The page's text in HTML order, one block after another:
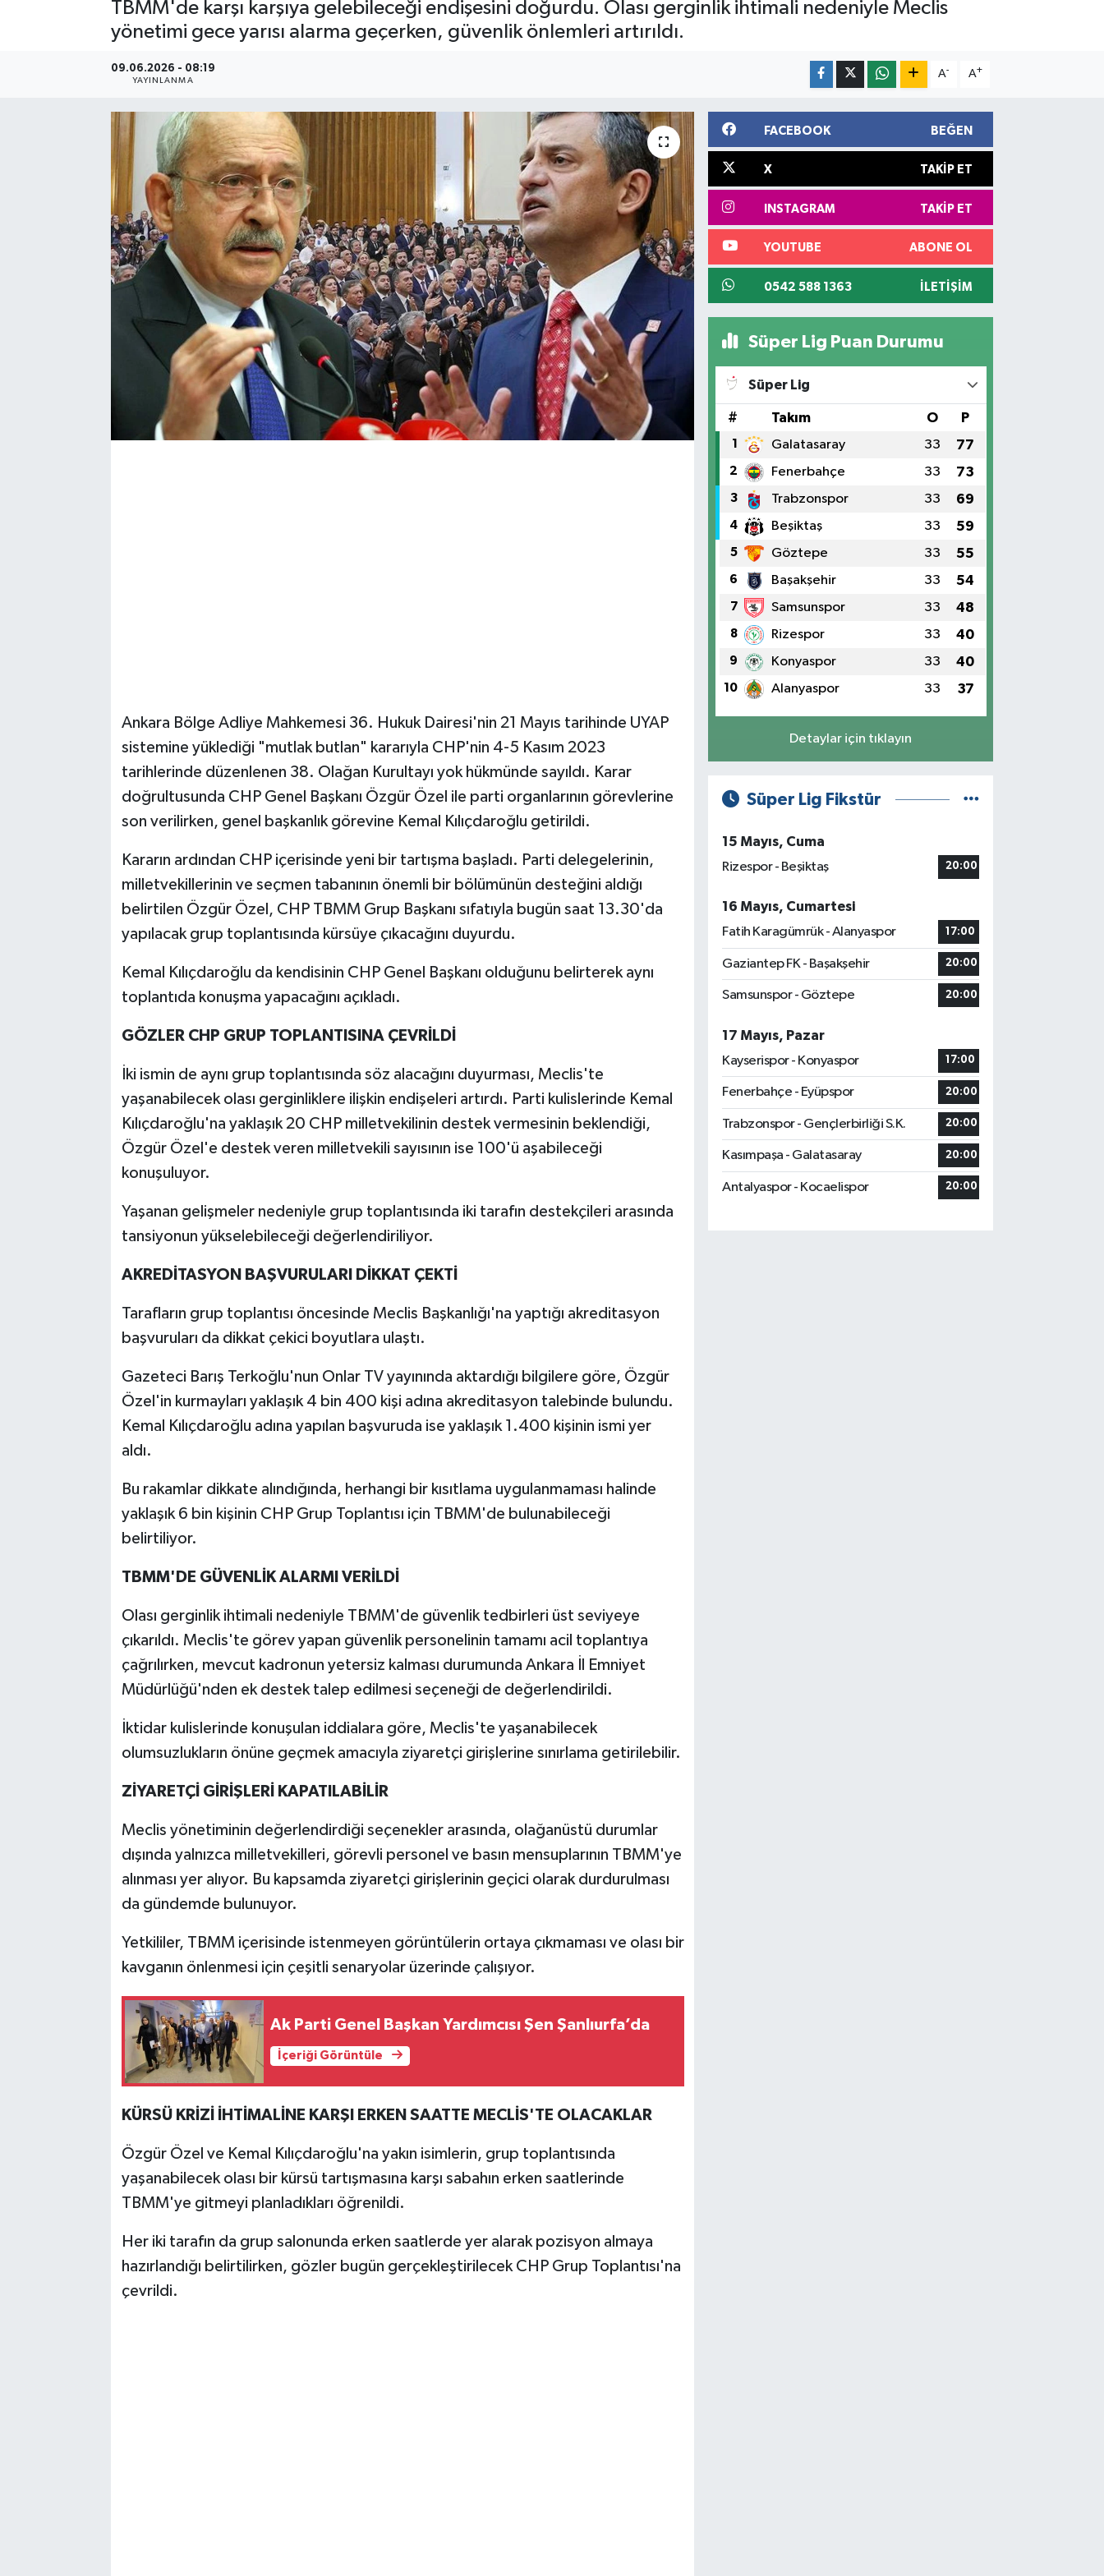
TBMM'de karşı karşıya gelebileceği endişesini doğurdu. Olası gerginlik ihtimali nedeniyle Meclis
yönetimi gece yarısı alarma geçerken, güvenlik önlemleri artırıldı.
09.06.2026 - 08:19
YAYINLANMA
A- A+
Ankara Bölge Adliye Mahkemesi 36. Hukuk Dairesi'nin 21 Mayıs tarihinde UYAP
sistemine yüklediği "mutlak butlan" kararıyla CHP'nin 4-5 Kasım 2023
tarihlerinde düzenlenen 38. Olağan Kurultayı yok hükmünde sayıldı. Karar
doğrultusunda CHP Genel Başkanı Özgür Özel ile parti organlarının görevlerine
son verilirken, genel başkanlık görevine Kemal Kılıçdaroğlu getirildi.
Kararın ardından CHP içerisinde yeni bir tartışma başladı. Parti delegelerinin,
milletvekillerinin ve seçmen tabanının önemli bir bölümünün desteğini aldığı
belirtilen Özgür Özel, CHP TBMM Grup Başkanı sıfatıyla bugün saat 13.30'da
yapılacak grup toplantısında kürsüye çıkacağını duyurdu.
Kemal Kılıçdaroğlu da kendisinin CHP Genel Başkanı olduğunu belirterek aynı
toplantıda konuşma yapacağını açıkladı.
GÖZLER CHP GRUP TOPLANTISINA ÇEVRİLDİ
İki ismin de aynı grup toplantısında söz alacağını duyurması, Meclis'te
yaşanabilecek olası gerginliklere ilişkin endişeleri artırdı. Parti kulislerinde Kemal
Kılıçdaroğlu'na yaklaşık 20 CHP milletvekilinin destek vermesinin beklendiği,
Özgür Özel'e destek veren milletvekili sayısının ise 100'ü aşabileceği
konuşuluyor.
Yaşanan gelişmeler nedeniyle grup toplantısında iki tarafın destekçileri arasında
tansiyonun yükselebileceği değerlendiriliyor.
AKREDİTASYON BAŞVURULARI DİKKAT ÇEKTİ
Tarafların grup toplantısı öncesinde Meclis Başkanlığı'na yaptığı akreditasyon
başvuruları da dikkat çekici boyutlara ulaştı.
Gazeteci Barış Terkoğlu'nun Onlar TV yayınında aktardığı bilgilere göre, Özgür
Özel'in kurmayları yaklaşık 4 bin 400 kişi adına akreditasyon talebinde bulundu.
Kemal Kılıçdaroğlu adına yapılan başvuruda ise yaklaşık 1.400 kişinin ismi yer
aldı.
Bu rakamlar dikkate alındığında, herhangi bir kısıtlama uygulanmaması halinde
yaklaşık 6 bin kişinin CHP Grup Toplantısı için TBMM'de bulunabileceği
belirtiliyor.
TBMM'DE GÜVENLİK ALARMI VERİLDİ
Olası gerginlik ihtimali nedeniyle TBMM'de güvenlik tedbirleri üst seviyeye
çıkarıldı. Meclis'te görev yapan güvenlik personelinin tamamı acil toplantıya
çağrılırken, mevcut kadronun yetersiz kalması durumunda Ankara İl Emniyet
Müdürlüğü'nden ek destek talep edilmesi seçeneği de değerlendirildi.
İktidar kulislerinde konuşulan iddialara göre, Meclis'te yaşanabilecek
olumsuzlukların önüne geçmek amacıyla ziyaretçi girişlerine sınırlama getirilebilir.
ZİYARETÇİ GİRİŞLERİ KAPATILABİLİR
Meclis yönetiminin değerlendirdiği seçenekler arasında, olağanüstü durumlar
dışında yalnızca milletvekilleri, görevli personel ve basın mensuplarının TBMM'ye
alınması yer alıyor. Bu kapsamda ziyaretçi girişlerinin geçici olarak durdurulması
da gündemde bulunuyor.
Yetkililer, TBMM içerisinde istenmeyen görüntülerin ortaya çıkmaması ve olası bir
kavganın önlenmesi için çeşitli senaryolar üzerinde çalışıyor.
Ak Parti Genel Başkan Yardımcısı Şen Şanlıurfa’da
İçeriği Görüntüle
KÜRSÜ KRİZİ İHTİMALİNE KARŞI ERKEN SAATTE MECLİS'TE OLACAKLAR
Özgür Özel ve Kemal Kılıçdaroğlu'na yakın isimlerin, grup toplantısında
yaşanabilecek olası bir kürsü tartışmasına karşı sabahın erken saatlerinde
TBMM'ye gitmeyi planladıkları öğrenildi.
Her iki tarafın da grup salonunda erken saatlerde yer alarak pozisyon almaya
hazırlandığı belirtilirken, gözler bugün gerçekleştirilecek CHP Grup Toplantısı'na
çevrildi.
FACEBOOK BEĞEN
X TAKIP ET
INSTAGRAM TAKIP ET
YOUTUBE ABONE OL
0542 588 1363 İLETIŞIM
Süper Lig Puan Durumu
Süper Lig
# Takım O P
1 Galatasaray 33 77
2 Fenerbahçe 33 73
3 Trabzonspor 33 69
4 Beşiktaş 33 59
5 Göztepe 33 55
6 Başakşehir 33 54
7 Samsunspor 33 48
8 Rizespor 33 40
9 Konyaspor 33 40
10 Alanyaspor 33 37
Detaylar için tıklayın
Süper Lig Fikstür
15 Mayıs, Cuma
Rizespor - Beşiktaş
20:00
16 Mayıs, Cumartesi
Fatih Karagümrük - Alanyaspor
17:00
Gaziantep FK - Başakşehir 20:00
Samsunspor - Göztepe 20:00
17 Mayıs, Pazar
Kayserispor - Konyaspor
17:00
Fenerbahçe - Eyüpspor 20:00
Trabzonspor - Gençlerbirliği S.K. 20:00
Kasımpaşa - Galatasaray 20:00
Antalyaspor - Kocaelispor 20:00